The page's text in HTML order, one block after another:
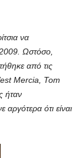
να
Ωστόσο,
από τις
Mercia, Tom
ήταν
ότι είναι